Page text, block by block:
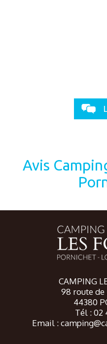
Avis
CAMPING
98 route
44380
Tél : 02
Email :